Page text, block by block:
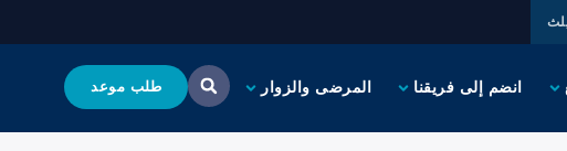
انضم إلى فريقنا المرضى والزوار طلب موعد